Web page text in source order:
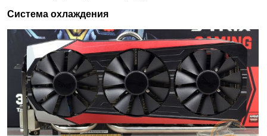
Система охлаждения